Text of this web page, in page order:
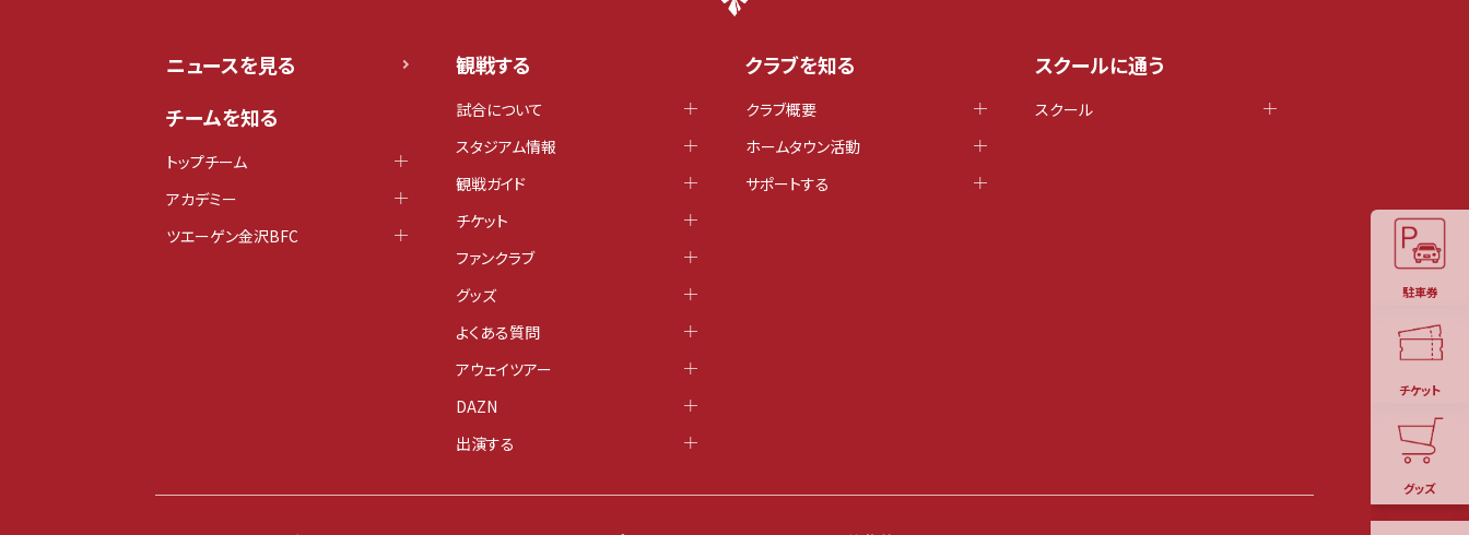
駐車券
チケット
グッズ
ニュースを見る
チームを知る
トップチーム
アカデミー
ツエーゲン金沢BFC
観戦する
試合について
スタジアム情報
観戦ガイド
チケット
ファンクラブ
グッズ
よくある質問
アウェイツアー
DAZN
出演する
クラブを知る
クラブ概要
ホームタウン活動
サポートする
スクールに通う
スクール